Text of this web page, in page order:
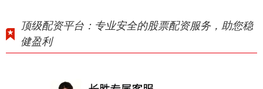
顶级配资平台：专业安全的股票配资服务，助您稳
健盈利